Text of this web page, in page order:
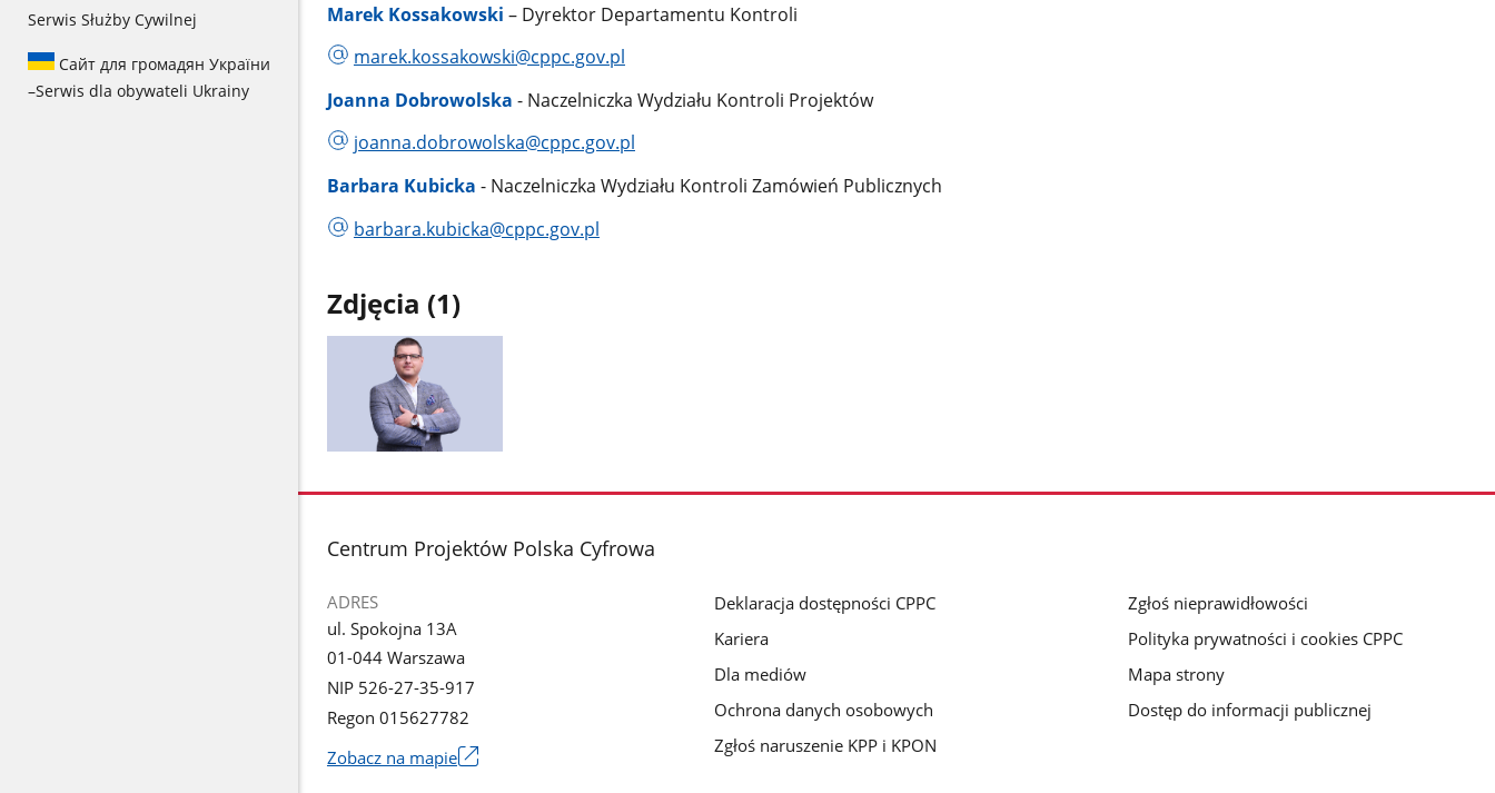
Serwis Służby Cywilnej
Сайт для громадян України
–Serwis dla obywateli Ukrainy
Marek Kossakowski – Dyrektor Departamentu Kontroli
marek.kossakowski@cppc.gov.pl
Joanna Dobrowolska - Naczelniczka Wydziału Kontroli Projektów
joanna.dobrowolska@cppc.gov.pl
Barbara Kubicka - Naczelniczka Wydziału Kontroli Zamówień Publicznych
barbara.kubicka@cppc.gov.pl
Zdjęcia (1)
galerii.
stopka
Centrum Projektów Polska Cyfrowa
ADRES
ul. Spokojna 13A
01-044 Warszawa
NIP 526-27-35-917
Regon 015627782
Zobacz na mapie
Deklaracja dostępności CPPC
Kariera
Dla mediów
Ochrona danych osobowych
Zgłoś naruszenie KPP i KPON
Zgłoś nieprawidłowości
Polityka prywatności i cookies CPPC
Mapa strony
Dostęp do informacji publicznej